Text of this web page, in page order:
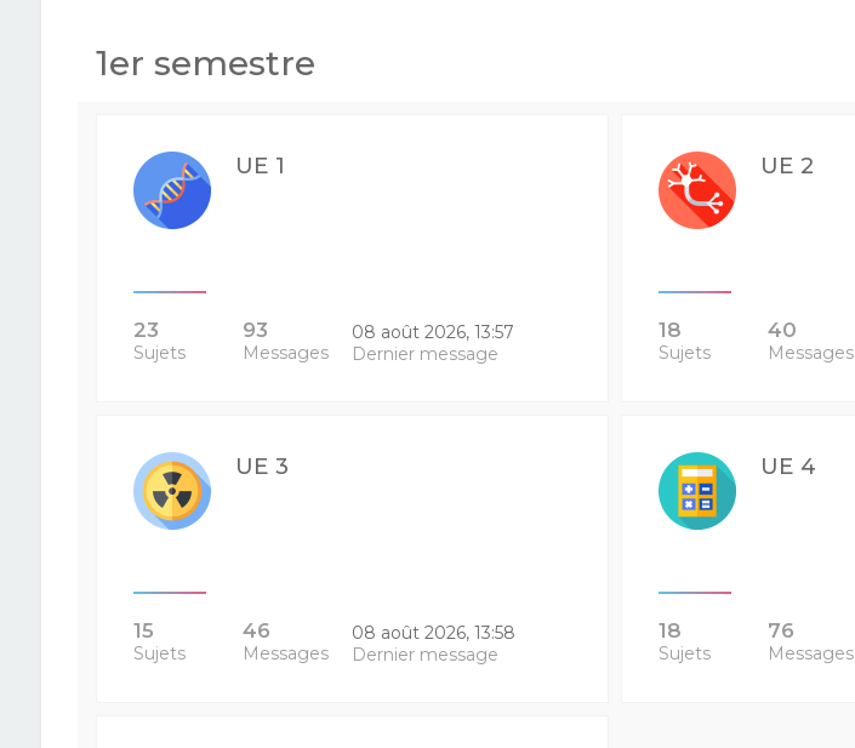
1er semestre
UE 1
23
Sujets
93
Messages
08 août 2026, 13:57
Dernier message
UE 2
18
Sujets
40
Messages
UE 3
15
Sujets
46
Messages
08 août 2026, 13:58
Dernier message
UE 4
18
Sujets
76
Messages